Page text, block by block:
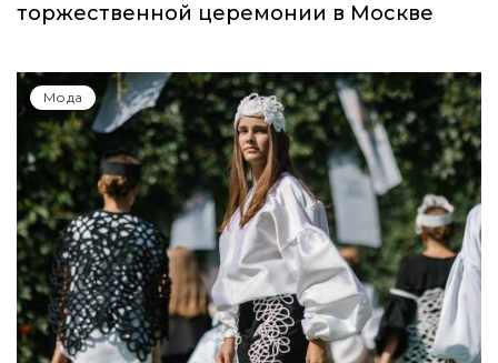
Global Destination Awards 2026: World
Fashion Channel впервые объединит
элиту мирового туризма на
торжественной церемонии в Москве